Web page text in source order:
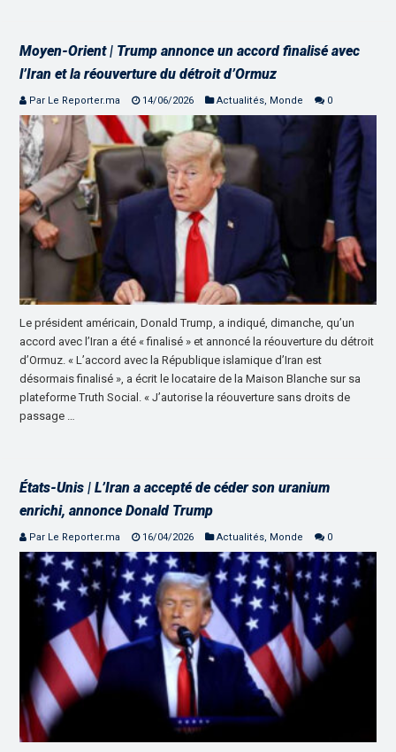
Moyen-Orient | Trump annonce un accord finalisé avec
l’Iran et la réouverture du détroit d’Ormuz
Par Le Reporter.ma 14/06/2026 Actualités Monde 0
Le président américain, Donald Trump, a indiqué, dimanche, qu’un
accord avec l’Iran a été « finalisé » et annoncé la réouverture du détroit
d’Ormuz. « L’accord avec la République islamique d’Iran est
désormais finalisé », a écrit le locataire de la Maison Blanche sur sa
plateforme Truth Social. « J’autorise la réouverture sans droits de
passage …
États-Unis | L’Iran a accepté de céder son uranium
enrichi, annonce Donald Trump
Par Le Reporter.ma 16/04/2026 Actualités, Monde 0